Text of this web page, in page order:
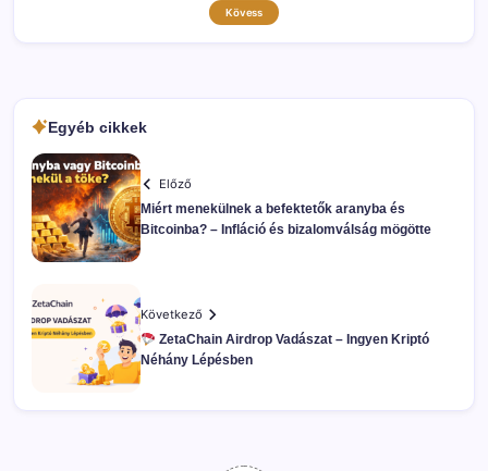
Kövess
Egyéb cikkek
Előző
Miért menekülnek a befektetők aranyba és
Bitcoinba? – Infláció és bizalomválság mögötte
Következő
ZetaChain Airdrop Vadászat – Ingyen Kriptó
Néhány Lépésben